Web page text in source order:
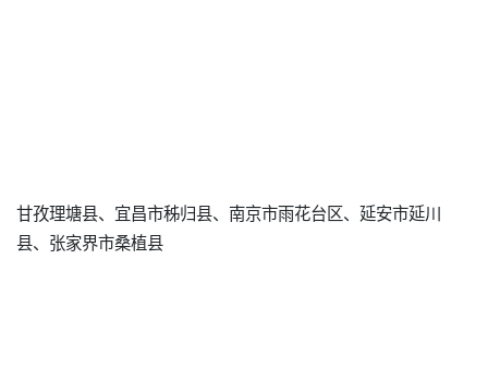
甘孜理塘县、宜昌市秭归县、南京市雨花台区、延安市延川
县、张家界市桑植县